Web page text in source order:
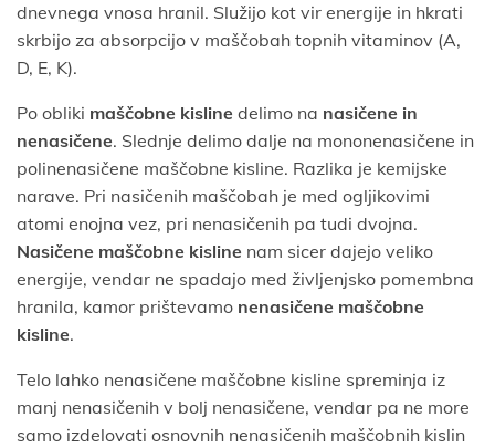
dnevnega vnosa hranil. Služijo kot vir energije in hkrati
skrbijo za absorpcijo v maščobah topnih vitaminov (A,
D, E, K).
Po obliki maščobne kisline delimo na nasičene in
nenasičene. Slednje delimo dalje na mononenasičene in
polinenasičene maščobne kisline. Razlika je kemijske
narave. Pri nasičenih maščobah je med ogljikovimi
atomi enojna vez, pri nenasičenih pa tudi dvojna.
Nasičene maščobne kisline nam sicer dajejo veliko
energije, vendar ne spadajo med življenjsko pomembna
hranila, kamor prištevamo nenasičene maščobne
kisline.
Telo lahko nenasičene maščobne kisline spreminja iz
manj nenasičenih v bolj nenasičene, vendar pa ne more
samo izdelovati osnovnih nenasičenih maščobnih kislin